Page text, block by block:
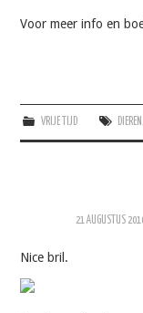
Voor meer info en
VRIJE TIJD DIEREN
21 AUGUSTUS
Nice bril.